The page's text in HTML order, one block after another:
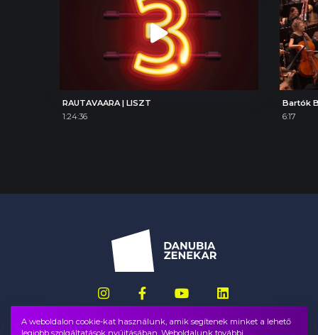
RAUTAVAARA | LISZT
1:24:36
6:17
A weboldalon cookie-kat használunk, amik segítenek minket a lehető
legjobb szolgáltatások nyújtásában. Weboldalunk további